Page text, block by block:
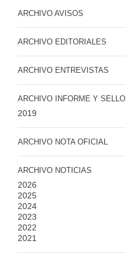
ARCHIVO AVISOS
ARCHIVO EDITORIALES
ARCHIVO ENTREVISTAS
ARCHIVO INFORME Y SELLO
2019
ARCHIVO NOTA OFICIAL
ARCHIVO NOTICIAS
2026
2025
2024
2023
2022
2021